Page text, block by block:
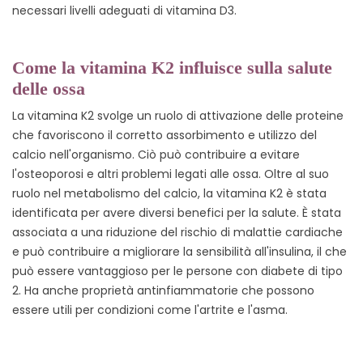
necessari livelli adeguati di vitamina D3.
Come la vitamina K2 influisce sulla salute
delle ossa
La vitamina K2 svolge un ruolo di attivazione delle proteine
che favoriscono il corretto assorbimento e utilizzo del
calcio nell'organismo. Ciò può contribuire a evitare
l'osteoporosi e altri problemi legati alle ossa. Oltre al suo
ruolo nel metabolismo del calcio, la vitamina K2 è stata
identificata per avere diversi benefici per la salute. È stata
associata a una riduzione del rischio di malattie cardiache
e può contribuire a migliorare la sensibilità all'insulina, il che
può essere vantaggioso per le persone con diabete di tipo
2. Ha anche proprietà antinfiammatorie che possono
essere utili per condizioni come l'artrite e l'asma.